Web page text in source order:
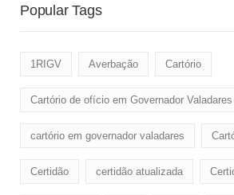
Popular Tags
1RIGV Averbação Cartório
Cartório de ofício em Governador Valadares
cartório em governador valadares
Certidão certidão atualizada